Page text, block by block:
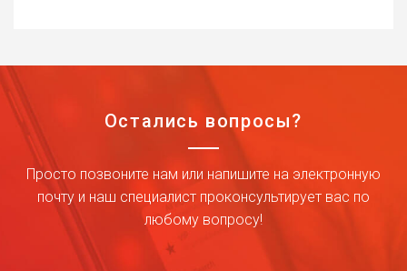
Остались вопросы?
Просто позвоните нам или напишите на электронную
почту и наш специалист проконсультирует вас по
любому вопросу!